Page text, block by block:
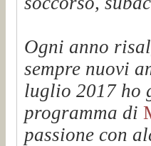
Ogni anno
sempre nuovi
luglio 2017 ho
programma di
passione con